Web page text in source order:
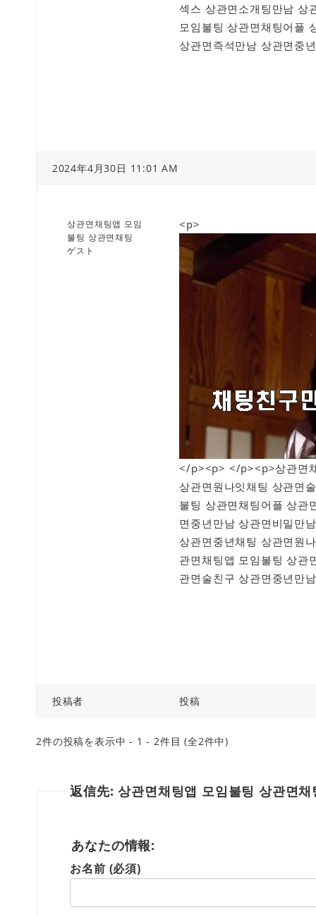
섹스 상관면소개팅만남 상
모임불팅 상관면채팅어플
상관면즉석만남 상관면중
2024年4月30日 11:01 AM
상관면채팅앱 모임
불팅 상관면채팅
ゲスト
<p>
</p><p> </p><p>상관면
상관면원나잇채팅 상관면
불팅 상관면채팅어플 상관
면중년만남 상관면비밀만
상관면중년채팅 상관면원
관면채팅앱 모임불팅 상관
관면술친구 상관면중년만
投稿者 投稿
2件の投稿を表示中 - 1 - 2件目 (全2件中)
返信先: 상관면채팅앱 모임불팅 상관면채
あなたの情報:
お名前 (必須)